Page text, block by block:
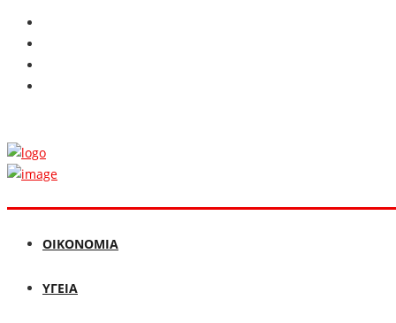
ΟΙΚΟΝΟΜΙΑ
ΥΓΕΙΑ